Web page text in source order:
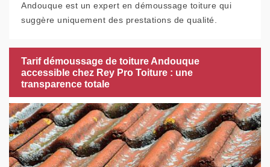
Andouque est un expert en démoussage toiture qui
suggère uniquement des prestations de qualité.
Tarif démoussage de toiture Andouque
accessible chez Rey Pro Toiture : une
transparence totale